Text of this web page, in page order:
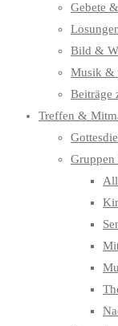
Gebete
Bild &
Musik &
Beiträge
Treffen &
Gruppen